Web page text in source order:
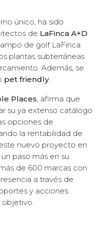
único, ha sido
de LaFinca A+D
de golf LaFinca
plantas subterráneas
Además, se
pet friendly.
Places, afirma que
su ya extenso catálogo
opciones de
la rentabilidad de
nuevo proyecto en
paso más en su
de 600 marcas con
a través de
y acciones
objetivo.